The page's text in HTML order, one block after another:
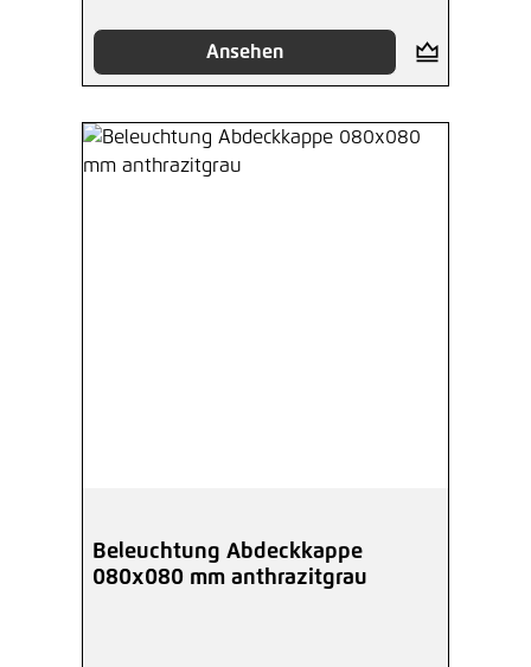
Ansehen
Beleuchtung Abdeckkappe
080x080 mm anthrazitgrau